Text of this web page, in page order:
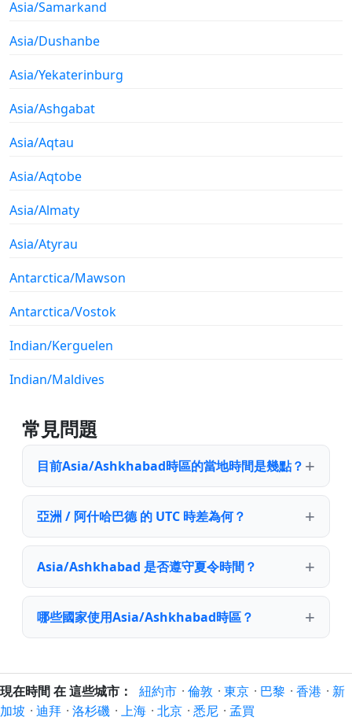
Asia/Samarkand
Asia/Dushanbe
Asia/Yekaterinburg
Asia/Ashgabat
Asia/Aqtau
Asia/Aqtobe
Asia/Almaty
Asia/Atyrau
Antarctica/Mawson
Antarctica/Vostok
Indian/Kerguelen
Indian/Maldives
常見問題
目前Asia/Ashkhabad時區的當地時間是幾點？
亞洲 / 阿什哈巴德 的 UTC 時差為何？
Asia/Ashkhabad 是否遵守夏令時間？
哪些國家使用Asia/Ashkhabad時區？
現在時間 在 這些城市： 紐約市 · 倫敦 · 東京 · 巴黎 · 香港 · 新
加坡 · 迪拜 · 洛杉磯 · 上海 · 北京 · 悉尼 · 孟買